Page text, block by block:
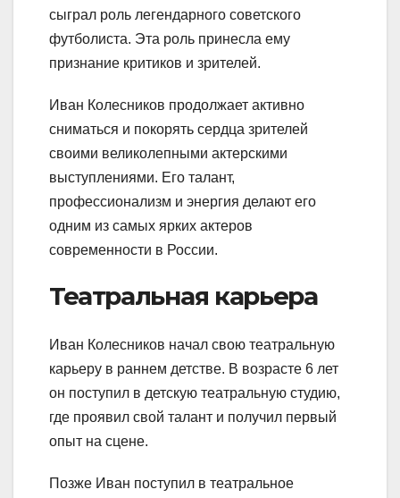
сыграл роль легендарного советского
футболиста. Эта роль принесла ему
признание критиков и зрителей.
Иван Колесников продолжает активно
сниматься и покорять сердца зрителей
своими великолепными актерскими
выступлениями. Его талант,
профессионализм и энергия делают его
одним из самых ярких актеров
современности в России.
Театральная карьера
Иван Колесников начал свою театральную
карьеру в раннем детстве. В возрасте 6 лет
он поступил в детскую театральную студию,
где проявил свой талант и получил первый
опыт на сцене.
Позже Иван поступил в театральное